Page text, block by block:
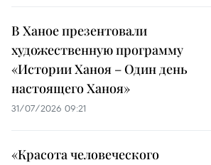
В Ханое презентовали
художественную программу
«Истории Ханоя – Один день
настоящего Ханоя»
31/07/2026 09:21
«Красота человеческого